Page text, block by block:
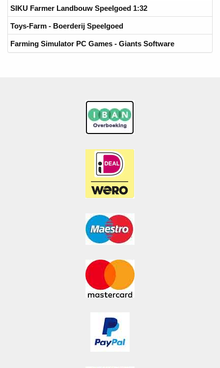
SIKU Farmer Landbouw Speelgoed 1:32
Toys-Farm - Boerderij Speelgoed
Farming Simulator PC Games - Giants Software